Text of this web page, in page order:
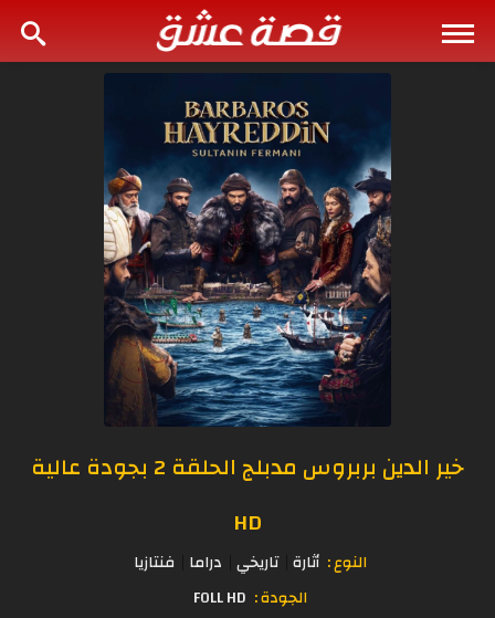
خير الدين بربروس مدبلج الحلقة 2 بجودة عالية
HD
النوع : أثارة تاريخي دراما فنتازيا
الجودة : FOLL HD